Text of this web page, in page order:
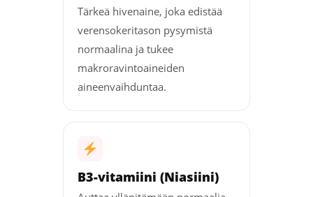
Tärkeä hivenaine, joka edistää
verensokeritason pysymistä
normaalina ja tukee
makroravintoaineiden
aineenvaihduntaa.
B3-vitamiini (Niasiini)